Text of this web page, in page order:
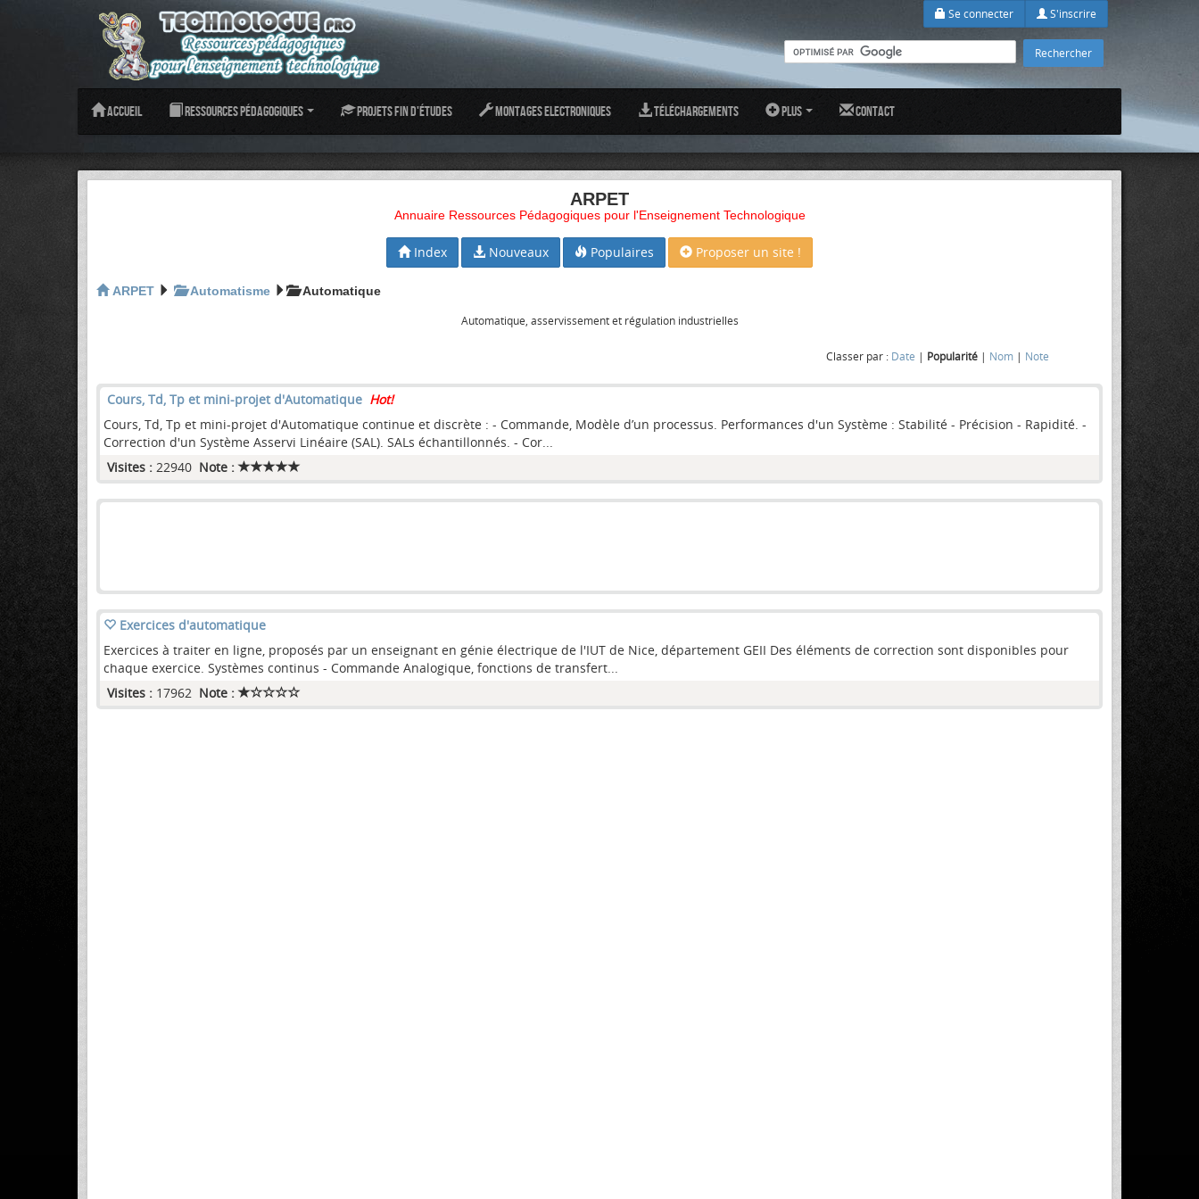
Se connecter S'inscrire
Accueil Ressources pédagogiques Projets fin d'études Montages Electroniques Téléchargements Plus Contact
ARPET
Annuaire Ressources Pédagogiques pour l'Enseignement Technologique
Index Nouveaux Populaires Proposer un site !
ARPET Automatisme Automatique
Automatique, asservissement et régulation industrielles
Classer par : Date | Popularité| Nom| Note
Cours, Td, Tp et mini-projet d'Automatique Hot!
Cours, Td, Tp et mini-projet d'Automatique continue et discrète : - Commande, Modèle d’un processus. Performances d'un Système : Stabilité - Précision - Rapidité. -
Correction d'un Système Asservi Linéaire (SAL). SALs échantillonnés. - Cor...
Visites : 22940 Note :
Exercices d'automatique
Exercices à traiter en ligne, proposés par un enseignant en génie électrique de l'IUT de Nice, département GEII Des éléments de correction sont disponibles pour
chaque exercice. Systèmes continus - Commande Analogique, fonctions de transfert...
Visites : 17962 Note :